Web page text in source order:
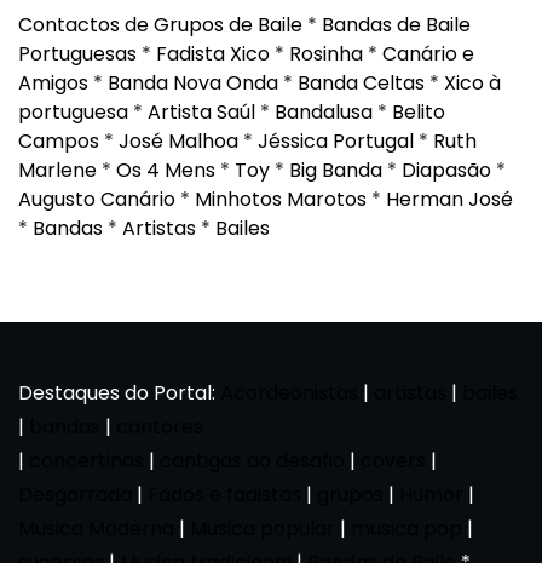
Contactos de Grupos de Baile * Bandas de Baile
Portuguesas * Fadista Xico * Rosinha * Canário e
Amigos * Banda Nova Onda * Banda Celtas * Xico à
portuguesa * Artista Saúl * Bandalusa * Belito
Campos * José Malhoa * Jéssica Portugal * Ruth
Marlene * Os 4 Mens * Toy * Big Banda * Diapasão *
Augusto Canário * Minhotos Marotos * Herman José
* Bandas * Artistas * Bailes
Destaques do Portal: | |
|
|
|
| |
|
| | |
|
| |
|